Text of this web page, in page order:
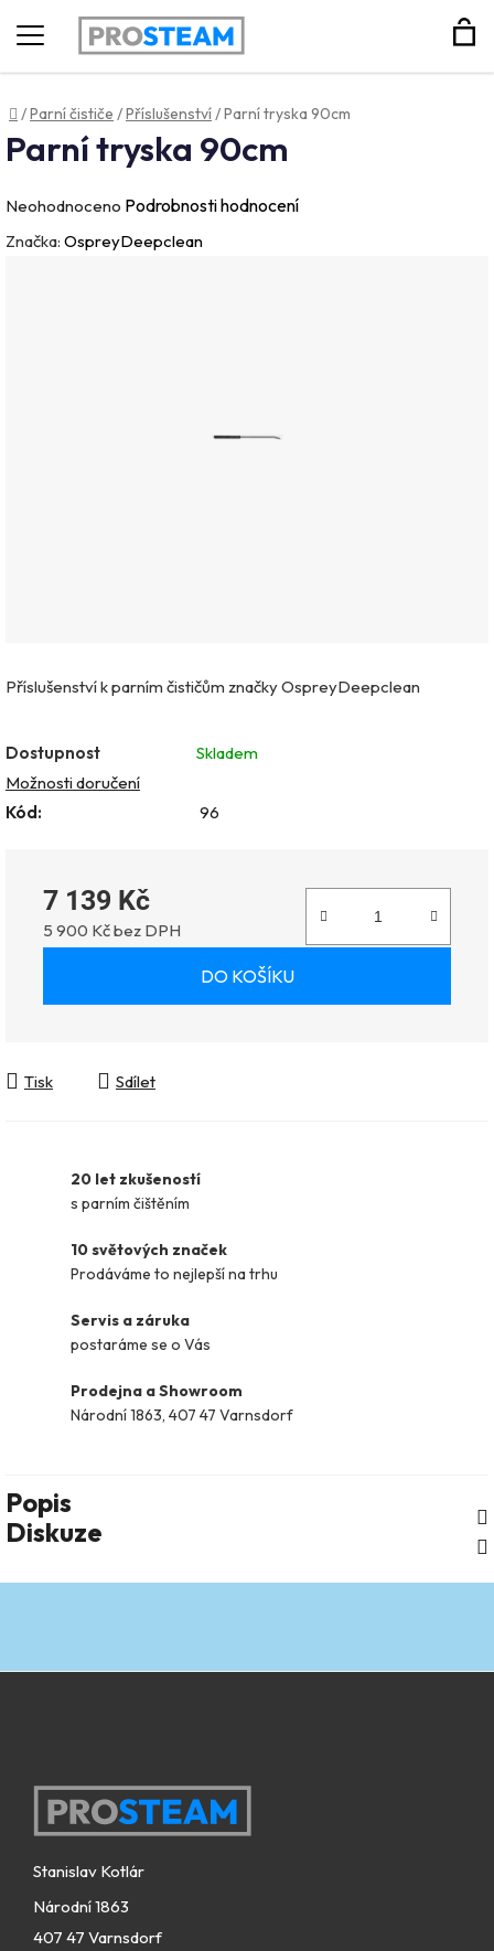
Hledat
Domů
/Parní čističe /Příslušenství/Parní tryska 90cm
Příslušenství k parním čističům značky OspreyDeepclean
Dostupnost
Skladem
Možnosti doručení
Kód:
96
7 139 Kč
5 900 Kč bez DPH
DO KOŠÍKU
Tisk Sdílet
Parní tryska 90cm
Průměrné
hodnocení
Neohodnoceno Podrobnosti hodnocení
Značka: OspreyDeepclean
20 let zkušeností
s parním čištěním
10 světových značek
Prodáváme to nejlepší na trhu
Servis a záruka
postaráme se o Vás
Prodejna a Showroom
Národní 1863, 407 47 Varnsdorf
Popis
Diskuze
Zápatí
Stanislav Kotlár
Národní 1863
407 47 Varnsdorf